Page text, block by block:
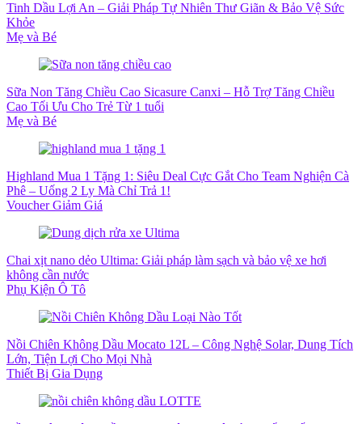
Tinh Dầu Lợi An – Giải Pháp Tự Nhiên Thư Giãn & Bảo Vệ Sức
Khỏe
Mẹ và Bé
Sữa Non Tăng Chiều Cao Sicasure Canxi – Hỗ Trợ Tăng Chiều
Cao Tối Ưu Cho Trẻ Từ 1 tuổi
Mẹ và Bé
Highland Mua 1 Tặng 1: Siêu Deal Cực Gắt Cho Team Nghiện Cà
Phê – Uống 2 Ly Mà Chỉ Trả 1!
Voucher Giảm Giá
Chai xịt nano dẻo Ultima: Giải pháp làm sạch và bảo vệ xe hơi
không cần nước
Phụ Kiện Ô Tô
Nồi Chiên Không Dầu Mocato 12L – Công Nghệ Solar, Dung Tích
Lớn, Tiện Lợi Cho Mọi Nhà
Thiết Bị Gia Dụng